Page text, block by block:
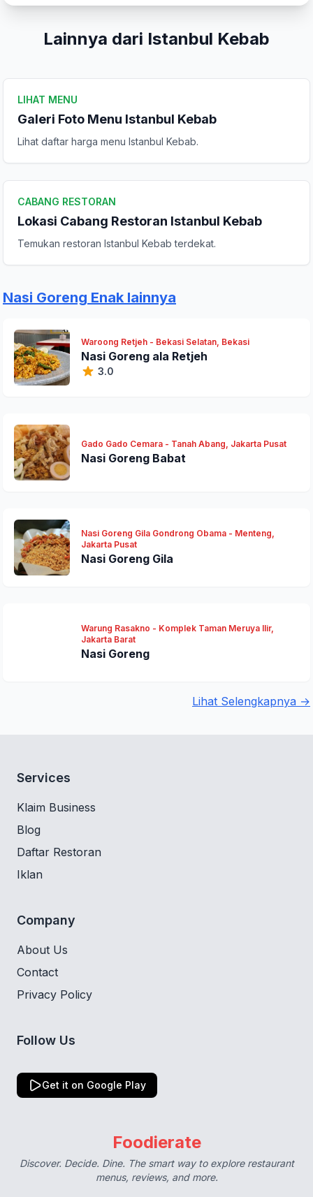
Lainnya dari Istanbul Kebab
LIHAT MENU
Galeri Foto Menu Istanbul Kebab
Lihat daftar harga menu Istanbul Kebab.
CABANG RESTORAN
Lokasi Cabang Restoran Istanbul Kebab
Temukan restoran Istanbul Kebab terdekat.
Nasi Goreng Enak lainnya
Waroong Retjeh - Bekasi Selatan, Bekasi
Nasi Goreng ala Retjeh
3.0
Gado Gado Cemara - Tanah Abang, Jakarta Pusat
Nasi Goreng Babat
Nasi Goreng Gila Gondrong Obama - Menteng,
Jakarta Pusat
Nasi Goreng Gila
Warung Rasakno - Komplek Taman Meruya Ilir,
Jakarta Barat
Nasi Goreng
Lihat Selengkapnya →
Tulis Ulasan
Komentar Anda
Kirim Ulasan
Services
Klaim Business
Blog
Daftar Restoran
Iklan
Company
About Us
Contact
Privacy Policy
Follow Us
Get it on Google Play
Foodierate
Discover. Decide. Dine. The smart way to explore restaurant
menus, reviews, and more.